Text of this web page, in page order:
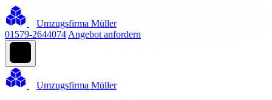
Umzugsfirma Müller
01579-2644074 Angebot anfordern
Umzugsfirma Müller